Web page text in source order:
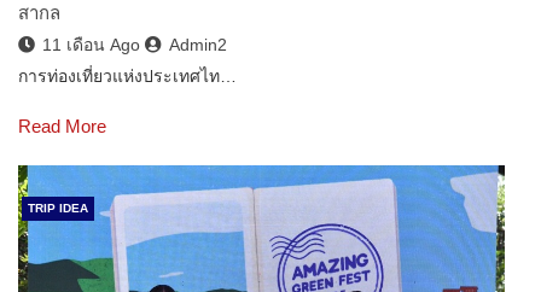
สากล
11 เดือน Ago
Admin2
การท่องเที่ยวแห่งประเทศไท…
Read More
TRIP IDEA